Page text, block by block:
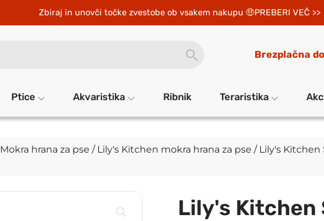
Zbiraj in unovči točke zvestobe ob vsakem nakupu PREBERI VEČ >>
BUTTON
Brezplačna
Ptice Akvaristika Ribnik Teraristika
Mokra hrana za pse / Lily's Kitchen mokra hrana za pse / Lily's Kitchen
Lily's Kitchen